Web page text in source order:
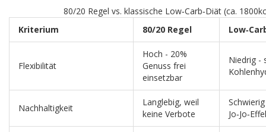
80/20 Regel vs. klassische Low‑Carb‑Diät (ca.
Kriterium
80/20 Regel
Flexibilität
Hoch - 20%
Genuss frei
einsetzbar
Niedrig -
Nachhaltigkeit
Langlebig, weil
keine Verbote